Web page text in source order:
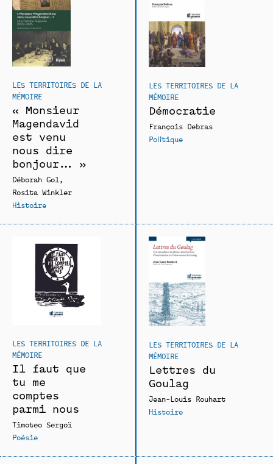
LES TERRITOIRES DE LA
MÉMOIRE
« Monsieur
Magendavid
est venu
nous dire
bonjour… »
Déborah Gol
Rosita Winkler
Histoire
LES TERRITOIRES DE LA
MÉMOIRE
Démocratie
François Debras
Politique
LES TERRITOIRES DE LA
MÉMOIRE
Il faut que
tu me
comptes
parmi nous
Timoteo Sergoï
Poésie
LES TERRITOIRES DE LA
MÉMOIRE
Lettres du
Goulag
Jean-Louis Rouhart
Histoire